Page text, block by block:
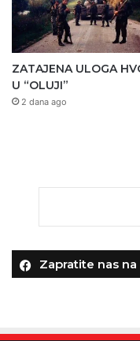
ZATAJENA ULOGA
U “OLUJI”
2 dana ago
Zapratite nas